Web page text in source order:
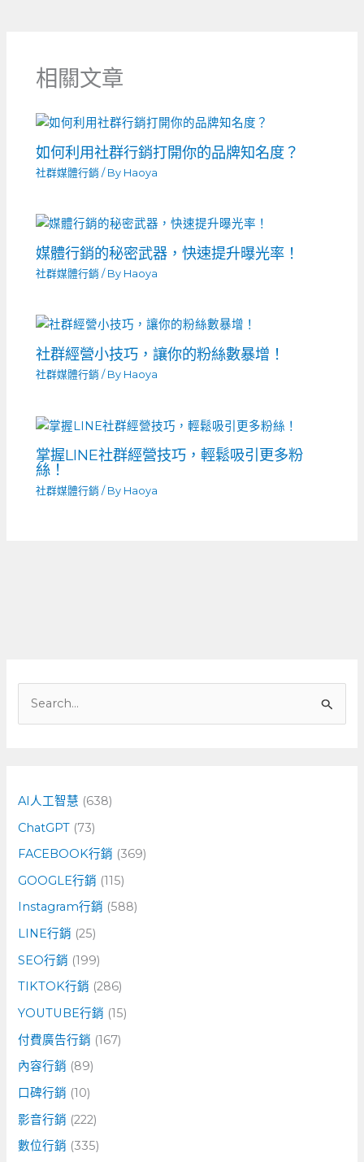
相關文章
如何利用社群行銷打開你的品牌知名度？
社群媒體行銷 / By Haoya
媒體行銷的秘密武器，快速提升曝光率！
社群媒體行銷 / By Haoya
社群經營小技巧，讓你的粉絲數暴增！
社群媒體行銷 / By Haoya
掌握LINE社群經營技巧，輕鬆吸引更多粉
絲！
社群媒體行銷 / By Haoya
字
:
AI人工智慧 (638)
ChatGPT (73)
FACEBOOK行銷 (369)
GOOGLE行銷 (115)
Instagram行銷 (588)
LINE行銷 (25)
SEO行銷 (199)
TIKTOK行銷 (286)
YOUTUBE行銷 (15)
付費廣告行銷 (167)
內容行銷 (89)
口碑行銷 (10)
影音行銷 (222)
數位行銷 (335)